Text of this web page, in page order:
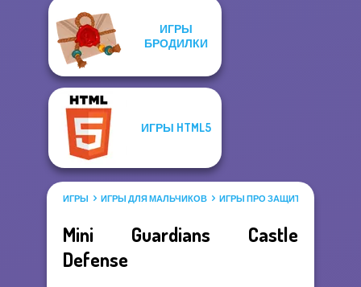
ИГРЫ
БРОДИЛКИ
ИГРЫ HTML5
ИГРЫ ИГРЫ ДЛЯ МАЛЬЧИКОВ ИГРЫ ПРО ЗАЩИТУ
Mini Guardians Castle
Defense